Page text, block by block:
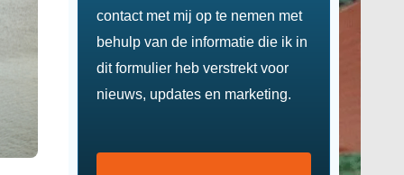
contact met mij op te nemen met
behulp van de informatie die ik in
dit formulier heb verstrekt voor
nieuws, updates en marketing.